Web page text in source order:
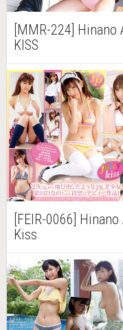
[MMR-224]
KISS
[FEIR-0066]
Kiss